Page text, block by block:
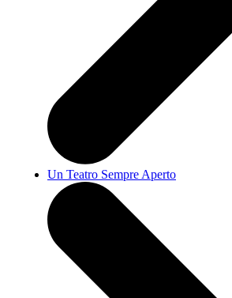
Un Teatro Sempre Aperto